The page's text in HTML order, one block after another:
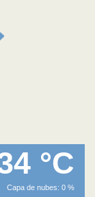
°C
Capa de nubes: 0 %